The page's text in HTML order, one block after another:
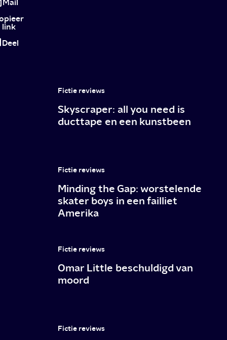
of
the
Planet
schitterende
mislukking?
Mail
link
Deel
Fictie reviews
Skyscraper: all you need is
ducttape en een kunstbeen
Fictie reviews
Minding the Gap: worstelende
skater boys in een failliet
Amerika
Fictie reviews
Omar Little beschuldigd van
moord
Fictie reviews